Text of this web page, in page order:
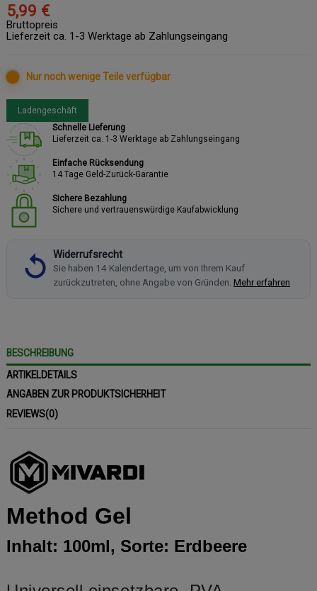
5,99 €
Bruttopreis
Lieferzeit ca. 1-3 Werktage ab Zahlungseingang
Nur noch wenige Teile verfügbar
Ladengeschäft
Schnelle Lieferung
Lieferzeit ca. 1-3 Werktage ab Zahlungseingang
Einfache Rücksendung
14 Tage Geld-Zurück-Garantie
Sichere Bezahlung
Sichere und vertrauenswürdige Kaufabwicklung
Widerrufsrecht
Sie haben 14 Kalendertage, um von Ihrem Kauf
zurückzutreten, ohne Angabe von Gründen. Mehr erfahren
BESCHREIBUNG
ARTIKELDETAILS
ANGABEN ZUR PRODUKTSICHERHEIT
REVIEWS(0)
Method Gel
Inhalt: 100ml, Sorte: Erdbeere